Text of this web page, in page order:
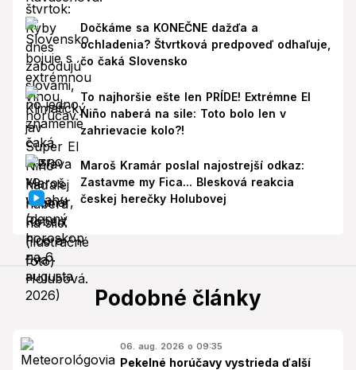
Dočkáme sa KONEČNE dažďa a
ochladenia? Štvrtková predpoveď odhaľuje,
čo čaká Slovensko
To najhoršie ešte len PRÍDE! Extrémne El
Niño naberá na sile: Toto bolo len v
zahrievacie kolo?!
Maroš Kramár poslal najostrejší odkaz:
Zastavme my Fica... Blesková reakcia
českej herečky Holubovej
Podobné články
06. aug. 2026 o 09:35
Pekelné horúčavy vystrieda ďalší